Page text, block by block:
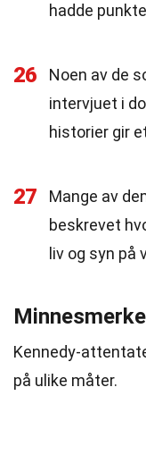
hadde
26
Noen av de
intervjuet i
historier gir
27
Mange av
beskrevet
liv og syn på
Kennedy-
på ulike måter.